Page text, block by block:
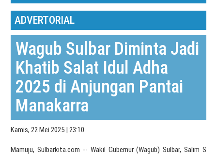
ADVERTORIAL
Wagub Sulbar Diminta Jadi
Khatib Salat Idul Adha
2025 di Anjungan Pantai
Manakarra
Kamis, 22 Mei 2025 | 23:10
Mamuju, Sulbarkita.com -- Wakil Gubernur (Wagub) Sulbar, Salim S